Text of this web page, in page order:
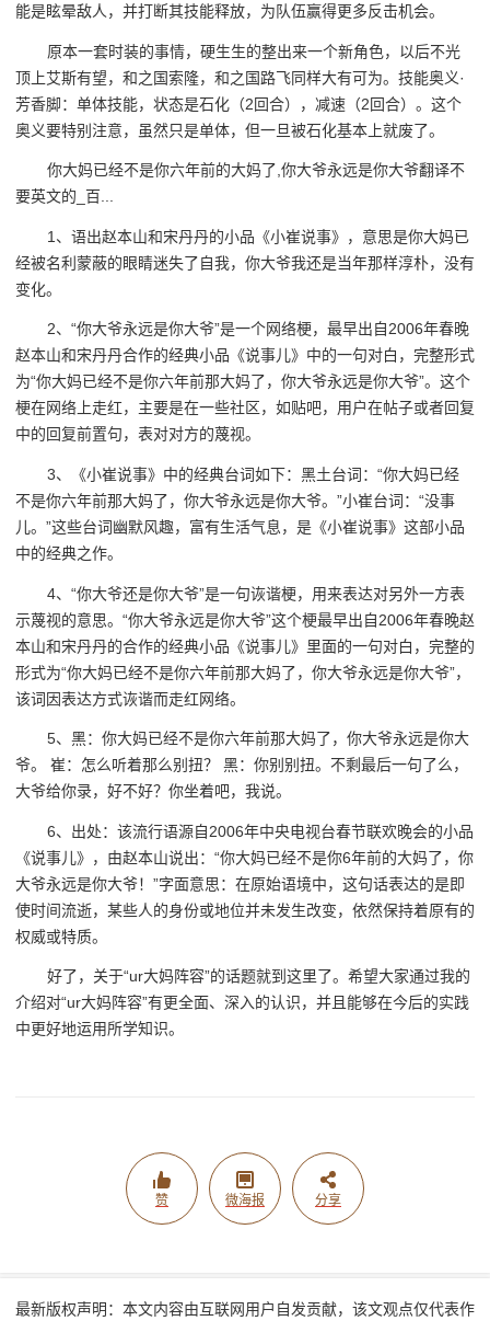
能是眩晕敌人，并打断其技能释放，为队伍赢得更多反击机会。
原本一套时装的事情，硬生生的整出来一个新角色，以后不光
顶上艾斯有望，和之国索隆，和之国路飞同样大有可为。技能奥义·
芳香脚：单体技能，状态是石化（2回合），减速（2回合）。这个
奥义要特别注意，虽然只是单体，但一旦被石化基本上就废了。
你大妈已经不是你六年前的大妈了,你大爷永远是你大爷翻译不
要英文的_百...
1、语出赵本山和宋丹丹的小品《小崔说事》，意思是你大妈已
经被名利蒙蔽的眼睛迷失了自我，你大爷我还是当年那样淳朴，没有
变化。
2、“你大爷永远是你大爷”是一个网络梗，最早出自2006年春晚
赵本山和宋丹丹合作的经典小品《说事儿》中的一句对白，完整形式
为“你大妈已经不是你六年前那大妈了，你大爷永远是你大爷”。这个
梗在网络上走红，主要是在一些社区，如贴吧，用户在帖子或者回复
中的回复前置句，表对对方的蔑视。
3、《小崔说事》中的经典台词如下：黑土台词：“你大妈已经
不是你六年前那大妈了，你大爷永远是你大爷。”小崔台词：“没事
儿。”这些台词幽默风趣，富有生活气息，是《小崔说事》这部小品
中的经典之作。
4、“你大爷还是你大爷”是一句诙谐梗，用来表达对另外一方表
示蔑视的意思。“你大爷永远是你大爷”这个梗最早出自2006年春晚赵
本山和宋丹丹的合作的经典小品《说事儿》里面的一句对白，完整的
形式为“你大妈已经不是你六年前那大妈了，你大爷永远是你大爷”，
该词因表达方式诙谐而走红网络。
5、黑：你大妈已经不是你六年前那大妈了，你大爷永远是你大
爷。 崔：怎么听着那么别扭？ 黑：你别别扭。不剩最后一句了么，
大爷给你录，好不好？你坐着吧，我说。
6、出处：该流行语源自2006年中央电视台春节联欢晚会的小品
《说事儿》，由赵本山说出：“你大妈已经不是你6年前的大妈了，你
大爷永远是你大爷！”字面意思：在原始语境中，这句话表达的是即
使时间流逝，某些人的身份或地位并未发生改变，依然保持着原有的
权威或特质。
好了，关于“ur大妈阵容”的话题就到这里了。希望大家通过我的
介绍对“ur大妈阵容”有更全面、深入的认识，并且能够在今后的实践
中更好地运用所学知识。
赞 微海报 分享
最新版权声明：本文内容由互联网用户自发贡献，该文观点仅代表作